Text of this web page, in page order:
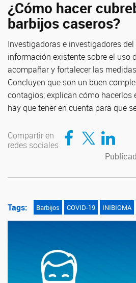
¿Cómo hacer
barbijos caseros?
Investigadoras e investigadores del
información existente sobre el uso
acompañar y fortalecer las
Concluyen que son un buen
contagios; explican cómo hacerlos
hay que tener en cuenta para que
Compartir en
redes sociales
Compartir en Facebook
Compartir en Twitter
Compartir en
Tags: Barbijos COVID-19 INIBIOMA